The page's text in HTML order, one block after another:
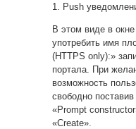
1. Push
В этом виде в
употребить имя
(HTTPS only):»
портала. При
возможность
свободно
«Prompt
«Create».